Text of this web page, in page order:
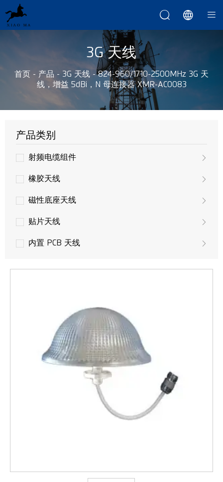
  
3G 天线
首页 - 产品 - 3G 天线 -824-960/1710-2500MHz 3G 天
线，增益 5dBi，N 母连接器 XMR-AC0083
产品类别
射频电缆组件
橡胶天线
磁性底座天线
贴片天线
内置 PCB 天线
多输入多输出天线
LTE 天线